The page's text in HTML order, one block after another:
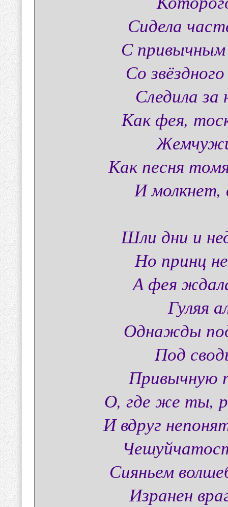
Сидела
С
Со
Следила за
Как фея,
Как песня
И молкнет,
Шли дни и
Но принц
А фея
Гуляя
Однажды
Под
Привычную
О, где же ты,
И вдруг
Сияньем
Изранен